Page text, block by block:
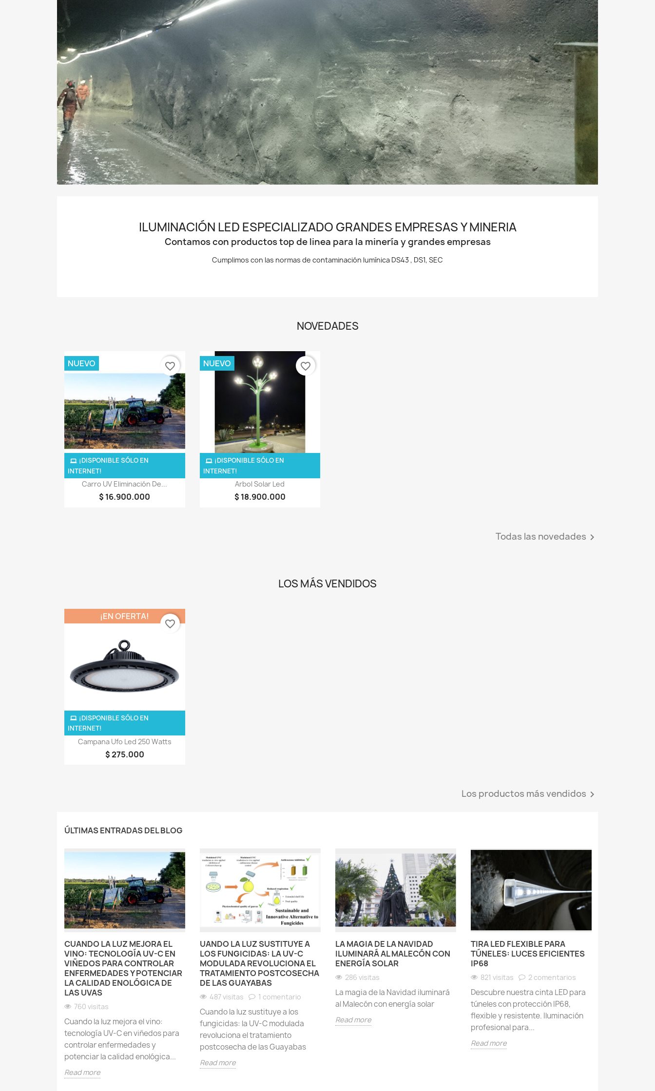
ILUMINACIÓN LED ESPECIALIZADO GRANDES EMPRESAS Y MINERIA
Contamos con productos top de linea para la minería y grandes empresas
Cumplimos con las normas de contaminación lumínica DS43 , DS1, SEC
NOVEDADES
Vista rápida
Carro UV Eliminación De...
$ 16.900.000
¡DISPONIBLE SÓLO EN
INTERNET!
NUEVO favorite_border
Vista rápida
Arbol Solar Led
$ 18.900.000
¡DISPONIBLE SÓLO EN
INTERNET!
NUEVO favorite_border
Todas las novedades 
LOS MÁS VENDIDOS
Vista rápida
Campana Ufo Led 250 Watts
$ 275.000
¡DISPONIBLE SÓLO EN
INTERNET!
¡EN OFERTA!
favorite_border
Los productos más vendidos 
ÚLTIMAS ENTRADAS DEL BLOG
CUANDO LA LUZ MEJORA EL
VINO: TECNOLOGÍA UV-C EN
VIÑEDOS PARA CONTROLAR
ENFERMEDADES Y POTENCIAR
LA CALIDAD ENOLÓGICA DE
LAS UVAS
760 visitas
Cuando la luz mejora el vino:
tecnología UV-C en viñedos para
controlar enfermedades y
potenciar la calidad enológica...
Read more
UANDO LA LUZ SUSTITUYE A
LOS FUNGICIDAS: LA UV-C
MODULADA REVOLUCIONA EL
TRATAMIENTO POSTCOSECHA
DE LAS GUAYABAS
487 visitas 1 comentario
Cuando la luz sustituye a los
fungicidas: la UV-C modulada
revoluciona el tratamiento
postcosecha de las Guayabas
Read more
LA MAGIA DE LA NAVIDAD
ILUMINARÁ AL MALECÓN CON
ENERGÍA SOLAR
286 visitas
La magia de la Navidad iluminará
al Malecón con energía solar
Read more
TIRA LED FLEXIBLE PARA
TÚNELES: LUCES EFICIENTES
IP68
821 visitas 2 comentarios
Descubre nuestra cinta LED para
túneles con protección IP68,
flexible y resistente. Iluminación
profesional para...
Read more